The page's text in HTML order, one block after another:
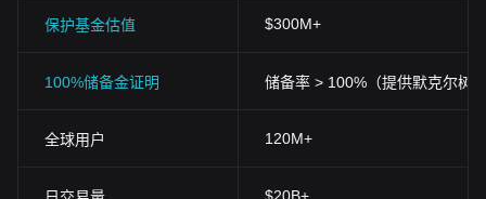
保护基金估值 $300M+
100%储备金证明 储备率 > 100%（提供默克尔树
全球用户 120M+